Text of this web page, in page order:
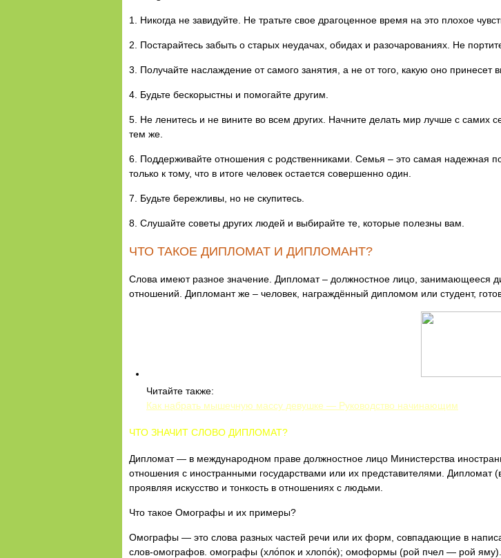
1. Никогда не завидуйте. Не тратьте свое драгоценное время на это плохое
2. Постарайтесь забыть о старых неудачах, обидах и разочарованиях. Не
3. Получайте наслаждение от самого занятия, а не от того, какую оно принесет
4. Будьте бескорыстны и помогайте другим.
5. Не ленитесь и не вините во всем других. Начните делать мир лучше с самих
тем же.
6. Поддерживайте отношения с родственниками. Семья – это самая надежная
только к тому, что в итоге человек остается совершенно один.
7. Будьте бережливы, но не скупитесь.
8. Слушайте советы других людей и выбирайте те, которые полезны вам.
ЧТО ТАКОЕ ДИПЛОМАТ И ДИПЛОМАНТ?
Слова имеют разное значение. Дипломат – должностное лицо, занимающееся
отношений. Дипломант же – человек, награждённый дипломом или студент,
Читайте также:
Как набрать мышечную массу девушке — Руководство начинающим
ЧТО ЗНАЧИТ СЛОВО ДИПЛОМАТ?
Дипломат — в международном праве должностное лицо Министерства
отношения с иностранными государствами или их представителями. Дипломат
проявляя искусство и тонкость в отношениях с людьми.
Что такое Омографы и их примеры?
Омографы — это слова разных частей речи или их форм, совпадающие в
слов-омографов. омографы (хло́пок и хлопо́к); омоформы (рой пчел — рой яму).